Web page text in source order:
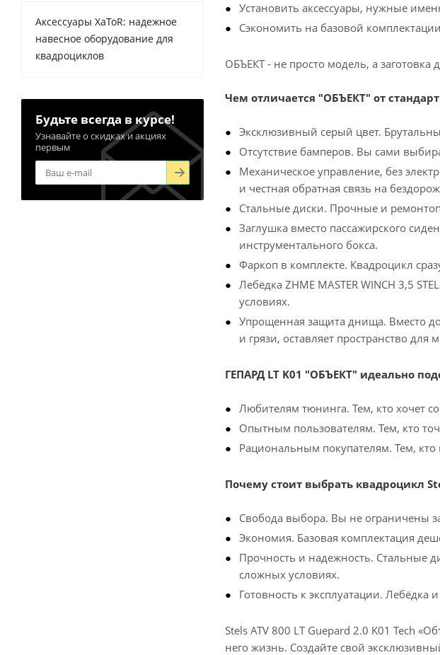
Установить аксессуары, нужные
Сэкономить на базовой
ОБЪЕКТ - не просто модель, а
Чем отличается "ОБЪЕКТ" от
Эксклюзивный серый цвет.
Отсутствие бамперов. Вы сами
Механическое управление, без
и честная обратная связь на
Стальные диски. Прочные и
Заглушка вместо пассажирского
инструментального бокса.
Фаркоп в комплекте. Квадроцикл
Лебёдка ZHME MASTER WINCH 3,5
условиях.
Упрощенная защита днища. Вместо
и грязи, оставляет пространство
ГЕПАРД LT K01 "ОБЪЕКТ" идеально
Любителям тюнинга. Тем, кто хочет
Опытным пользователям. Тем, кто
Рациональным покупателям. Тем,
Почему стоит выбрать квадроцикл
Свобода выбора. Вы не ограничены
Экономия. Базовая комплектация
Прочность и надежность. Стальные
сложных условиях.
Готовность к эксплуатации. Лебёдка
Stels ATV 800 LT Guepard 2.0 K01 Tech
него жизнь. Создайте свой
Аксессуары XaToR: надежное
навесное оборудование для
квадроциклов
Будьте всегда в курсе!
Узнавайте о скидках и акциях
первым